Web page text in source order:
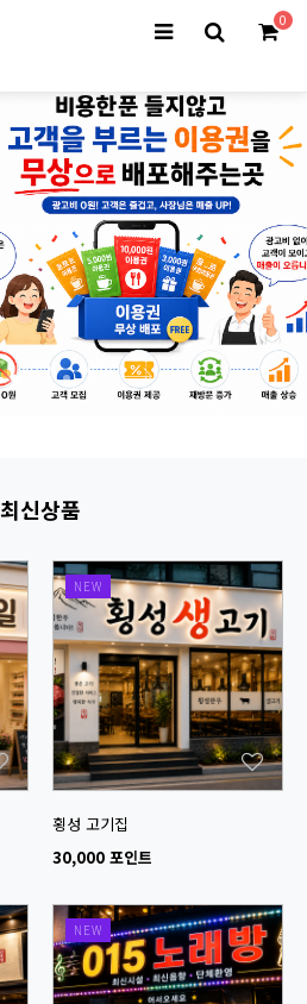
0
최신상품
NEW
횡성 고기집
30,000 포인트
NEW